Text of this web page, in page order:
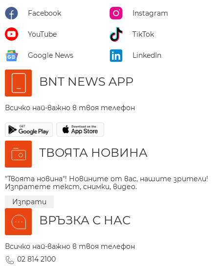
Facebook Instagram
YouTube TikTok
Google News LinkedIn
BNT NEWS APP
Всичко най-важно в твоя телефон
ТВОЯТА НОВИНА
"Твоята новина"! Новините от вас, нашите зрители!
Изпратете текст, снимки, видео.
Изпрати
ВРЪЗКА С НАС
Всичко най-важно в твоя телефон
02 814 2100